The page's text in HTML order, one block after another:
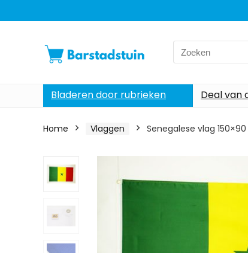
Search
for:
Bladeren door rubrieken Deal van
Home Vlaggen Senegalese vlag